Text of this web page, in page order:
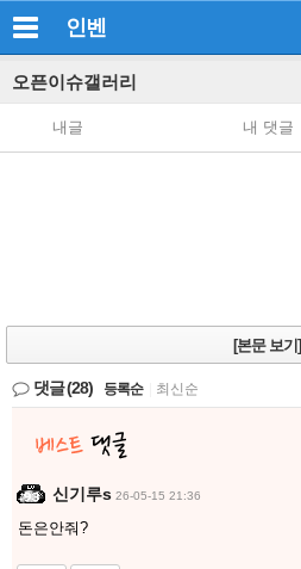
인벤
오픈이슈갤러리
내글 내 댓글
[본문 보기]
댓글(28) 등록순 최신순
신기루s 26-05-15 21:36
돈은안줘?